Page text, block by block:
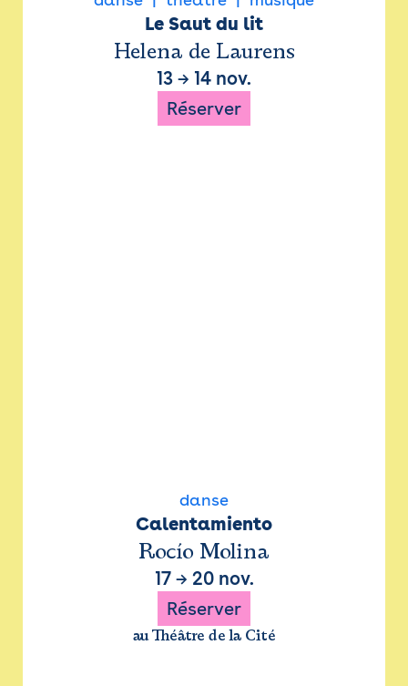
Le Saut du lit
Helena de Laurens
13 → 14 nov.
Réserver
danse
Calentamiento
Rocío Molina
17→ 20 nov.
Réserver
au Théâtre de la Cité